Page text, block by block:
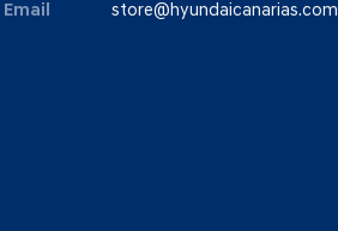
Email store@hyundaicanarias.com